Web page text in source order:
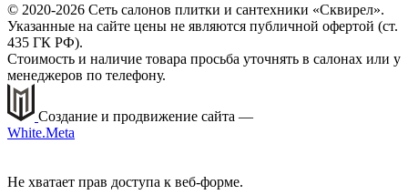
© 2020-2026 Сеть салонов плитки и сантехники «Сквирел».
Указанные на сайте цены не являются публичной офертой (ст.
435 ГК РФ).
Стоимость и наличие товара просьба уточнять в салонах или у
менеджеров по телефону.
Создание и продвижение сайта —
White.Meta
Не хватает прав доступа к веб-форме.